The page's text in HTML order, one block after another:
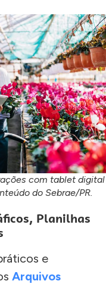
com tablet digital
do Sebrae/PR.
Planilhas
e
Arquivos